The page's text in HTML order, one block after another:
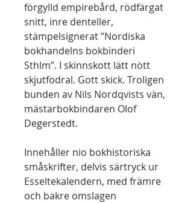
förgylld empirebård, rödfärgat
snitt, inre denteller,
stämpelsignerat ”Nordiska
bokhandelns bokbinderi
Sthlm”. I skinnskott lätt nött
skjutfodral. Gott skick. Troligen
bunden av Nils Nordqvists vän,
mästarbokbindaren Olof
Degerstedt.
Innehåller nio bokhistoriska
småskrifter, delvis särtryck ur
Esseltekalendern, med främre
och bakre omslagen